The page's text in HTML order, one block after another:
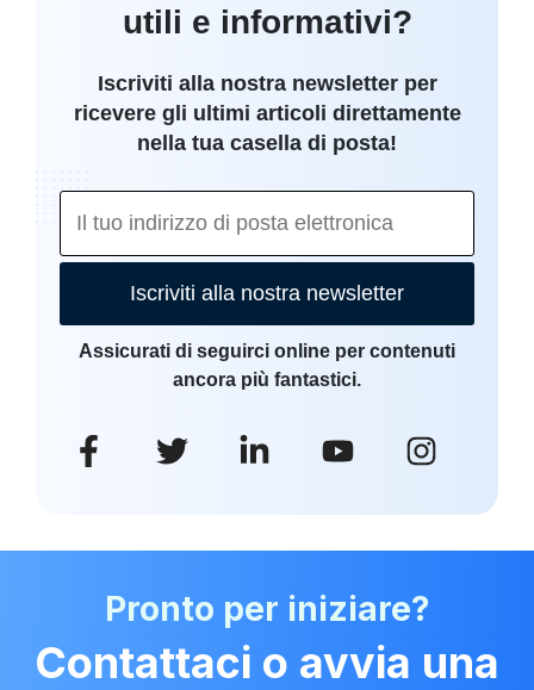
utili e informativi?
Iscriviti alla nostra newsletter per
ricevere gli ultimi articoli direttamente
nella tua casella di posta!
Iscriviti alla nostra newsletter
Assicurati di seguirci online per contenuti
ancora più fantastici.
Pronto per iniziare?
Contattaci o avvia una